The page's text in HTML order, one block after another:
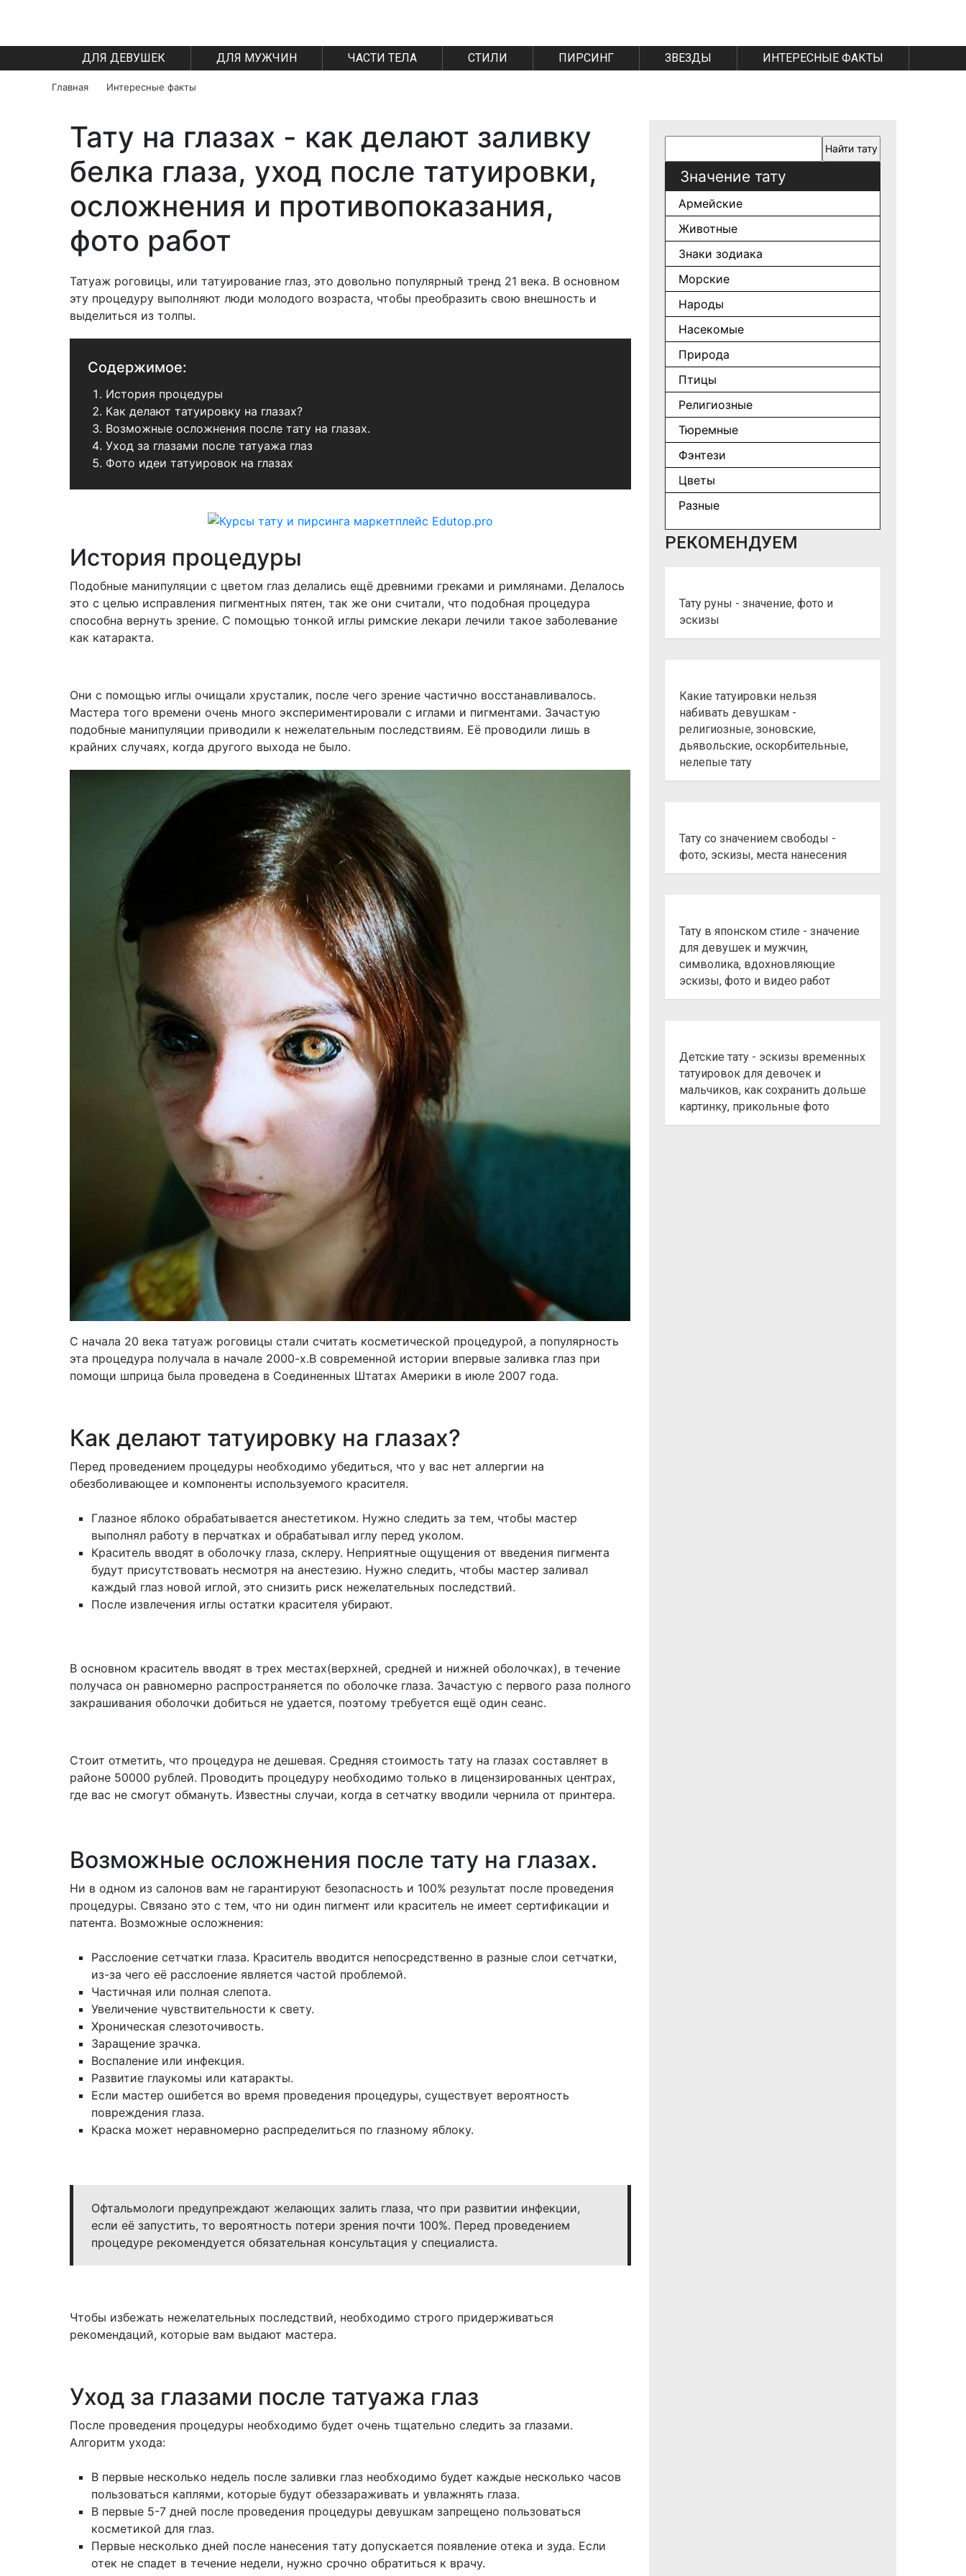
ДЛЯ ДЕВУШЕК ДЛЯ МУЖЧИН ЧАСТИ ТЕЛА СТИЛИ ПИРСИНГ ЗВЕЗДЫ ИНТЕРЕСНЫЕ ФАКТЫ
Главная Интересные факты
Тату на глазах - как делают заливку
белка глаза, уход после татуировки,
осложнения и противопоказания,
фото работ
Татуаж роговицы, или татуирование глаз, это довольно популярный тренд 21 века. В основном
эту процедуру выполняют люди молодого возраста, чтобы преобразить свою внешность и
выделиться из толпы.
Содержимое:
История процедуры
Как делают татуировку на глазах?
Возможные осложнения после тату на глазах.
Уход за глазами после татуажа глаз
Фото идеи татуировок на глазах
История процедуры
Подобные манипуляции с цветом глаз делались ещё древними греками и римлянами. Делалось
это с целью исправления пигментных пятен, так же они считали, что подобная процедура
способна вернуть зрение. С помощью тонкой иглы римские лекари лечили такое заболевание
как катаракта.
Они с помощью иглы очищали хрусталик, после чего зрение частично восстанавливалось.
Мастера того времени очень много экспериментировали с иглами и пигментами. Зачастую
подобные манипуляции приводили к нежелательным последствиям. Её проводили лишь в
крайних случаях, когда другого выхода не было.
С начала 20 века татуаж роговицы стали считать косметической процедурой, а популярность
эта процедура получала в начале 2000-х.В современной истории впервые заливка глаз при
помощи шприца была проведена в Соединенных Штатах Америки в июле 2007 года.
Как делают татуировку на глазах?
Перед проведением процедуры необходимо убедиться, что у вас нет аллергии на
обезболивающее и компоненты используемого красителя.
Глазное яблоко обрабатывается анестетиком. Нужно следить за тем, чтобы мастер
выполнял работу в перчатках и обрабатывал иглу перед уколом.
Краситель вводят в оболочку глаза, склеру. Неприятные ощущения от введения пигмента
будут присутствовать несмотря на анестезию. Нужно следить, чтобы мастер заливал
каждый глаз новой иглой, это снизить риск нежелательных последствий.
После извлечения иглы остатки красителя убирают.
В основном краситель вводят в трех местах(верхней, средней и нижней оболочках), в течение
получаса он равномерно распространяется по оболочке глаза. Зачастую с первого раза полного
закрашивания оболочки добиться не удается, поэтому требуется ещё один сеанс.
Стоит отметить, что процедура не дешевая. Средняя стоимость тату на глазах составляет в
районе 50000 рублей. Проводить процедуру необходимо только в лицензированных центрах,
где вас не смогут обмануть. Известны случаи, когда в сетчатку вводили чернила от принтера.
Возможные осложнения после тату на глазах.
Ни в одном из салонов вам не гарантируют безопасность и 100% результат после проведения
процедуры. Связано это с тем, что ни один пигмент или краситель не имеет сертификации и
патента. Возможные осложнения:
Расслоение сетчатки глаза. Краситель вводится непосредственно в разные слои сетчатки,
из-за чего её расслоение является частой проблемой.
Частичная или полная слепота.
Увеличение чувствительности к свету.
Хроническая слезоточивость.
Заращение зрачка.
Воспаление или инфекция.
Развитие глаукомы или катаракты.
Если мастер ошибется во время проведения процедуры, существует вероятность
повреждения глаза.
Краска может неравномерно распределиться по глазному яблоку.
Офтальмологи предупреждают желающих залить глаза, что при развитии инфекции,
если её запустить, то вероятность потери зрения почти 100%. Перед проведением
процедуре рекомендуется обязательная консультация у специалиста.
Чтобы избежать нежелательных последствий, необходимо строго придерживаться
рекомендаций, которые вам выдают мастера.
Уход за глазами после татуажа глаз
После проведения процедуры необходимо будет очень тщательно следить за глазами.
Алгоритм ухода:
В первые несколько недель после заливки глаз необходимо будет каждые несколько часов
пользоваться каплями, которые будут обеззараживать и увлажнять глаза.
В первые 5-7 дней после проведения процедуры девушкам запрещено пользоваться
косметикой для глаз.
Первые несколько дней после нанесения тату допускается появление отека и зуда. Если
отек не спадет в течение недели, нужно срочно обратиться к врачу.
Значение тату
Армейские
Животные
Знаки зодиака
Морские
Народы
Насекомые
Природа
Птицы
Религиозные
Тюремные
Фэнтези
Цветы
Разные
РЕКОМЕНДУЕМ
Тату руны - значение, фото и
эскизы
Какие татуировки нельзя
набивать девушкам -
религиозные, зоновские,
дьявольские, оскорбительные,
нелепые тату
Тату со значением свободы -
фото, эскизы, места нанесения
Тату в японском стиле - значение
для девушек и мужчин,
символика, вдохновляющие
эскизы, фото и видео работ
Детские тату - эскизы временных
татуировок для девочек и
мальчиков, как сохранить дольше
картинку, прикольные фото